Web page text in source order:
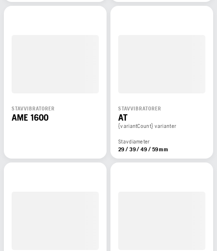
STAVVIBRATORER
AME 1600
STAVVIBRATORER
AT
{variantCount} varianter
Stavdiameter
29 / 39 / 49 / 59 mm